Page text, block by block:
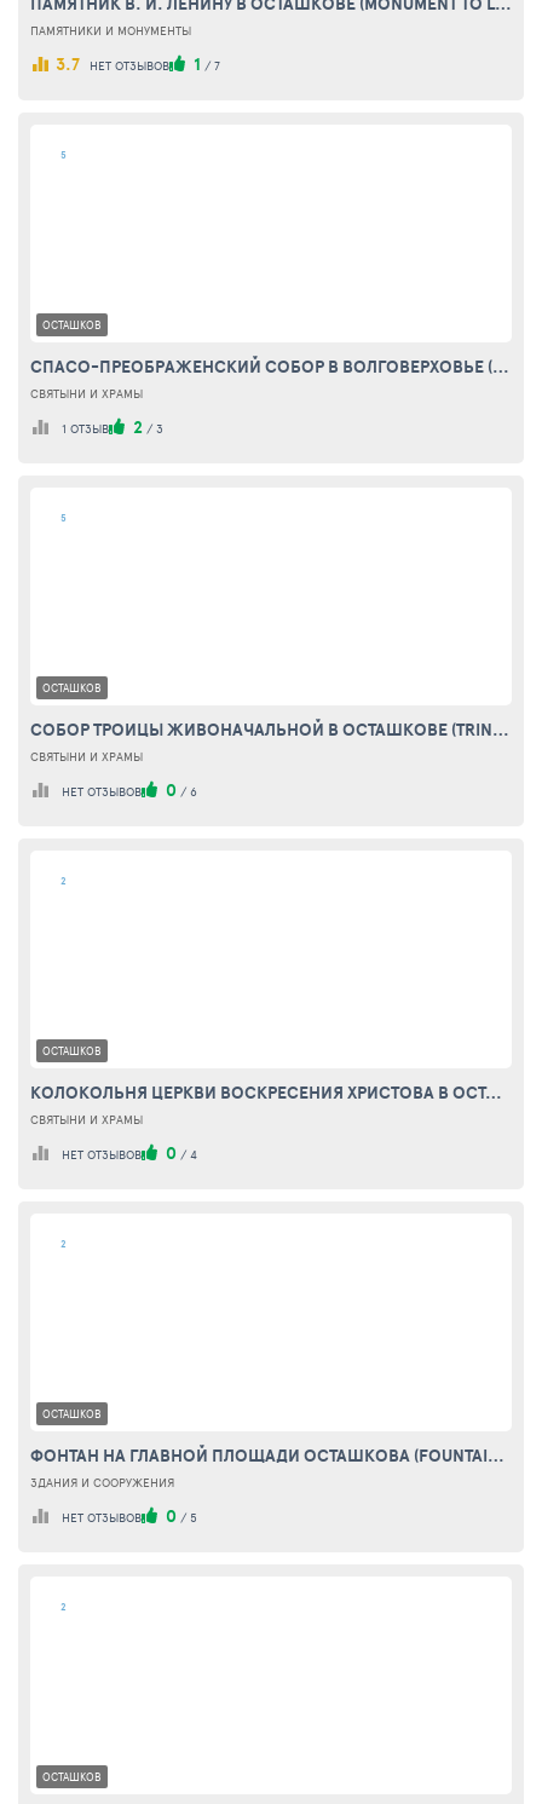
ПАМЯТНИКИ И МОНУМЕНТЫ
3.7 НЕТ ОТЗЫВОВ 1 / 7
5
ОСТАШКОВ
СПАСО-ПРЕОБРАЖЕНСКИЙ СОБОР В ВОЛГОВЕРХОВЬЕ (SPASO-PREOBRAZHENSKY CATHEDRAL IN VOLGOVERHOVJE)
СВЯТЫНИ И ХРАМЫ
1 ОТЗЫВ 2 / 3
5
ОСТАШКОВ
СОБОР ТРОИЦЫ ЖИВОНАЧАЛЬНОЙ В ОСТАШКОВЕ (TRINITY CATHEDRAL OSTASHKOV)
СВЯТЫНИ И ХРАМЫ
НЕТ ОТЗЫВОВ 0 / 6
2
ОСТАШКОВ
КОЛОКОЛЬНЯ ЦЕРКВИ ВОСКРЕСЕНИЯ ХРИСТОВА В ОСТАШКОВЕ (BELFRY OF THE CHURCH OF THE RESURRECTION OSTASHKOV)
СВЯТЫНИ И ХРАМЫ
НЕТ ОТЗЫВОВ 0 / 4
2
ОСТАШКОВ
ФОНТАН НА ГЛАВНОЙ ПЛОЩАДИ ОСТАШКОВА (FOUNTAIN ON MAIN SQUARE OSTASHKOVA)
ЗДАНИЯ И СООРУЖЕНИЯ
НЕТ ОТЗЫВОВ 0 / 5
2
ОСТАШКОВ